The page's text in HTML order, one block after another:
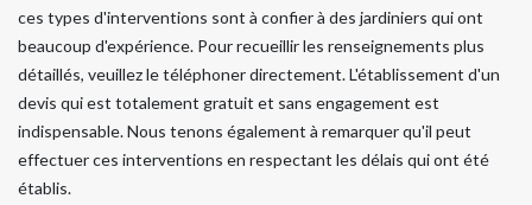
ces types d'interventions sont à confier à des jardiniers qui ont
beaucoup d'expérience. Pour recueillir les renseignements plus
détaillés, veuillez le téléphoner directement. L'établissement d'un
devis qui est totalement gratuit et sans engagement est
indispensable. Nous tenons également à remarquer qu'il peut
effectuer ces interventions en respectant les délais qui ont été
établis.